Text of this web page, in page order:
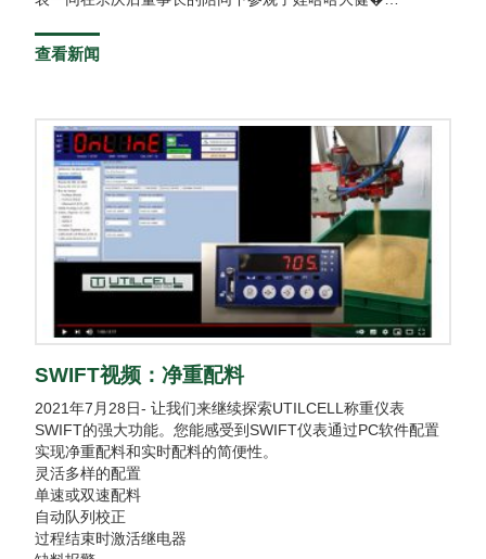
查看新闻
SWIFT视频：净重配料
2021年7月28日- 让我们来继续探索UTILCELL称重仪表
SWIFT的强大功能。您能感受到SWIFT仪表通过PC软件配置
实现净重配料和实时配料的简便性。
灵活多样的配置
单速或双速配料
自动队列校正
过程结束时激活继电器